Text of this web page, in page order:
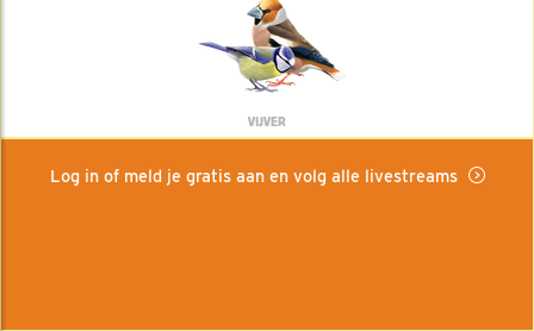
VIJVER
Log in of meld je gratis aan en volg alle livestreams